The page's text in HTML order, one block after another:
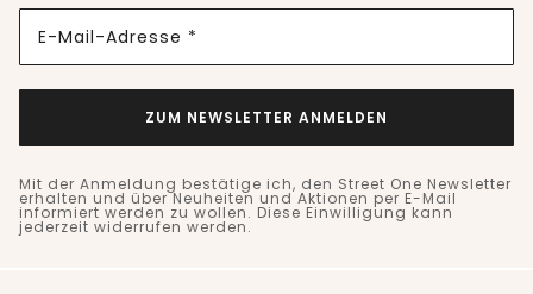
E-Mail-Adresse *
ZUM NEWSLETTER ANMELDEN
Mit der Anmeldung bestätige ich, den Street One Newsletter
erhalten und über Neuheiten und Aktionen per E-Mail
informiert werden zu wollen. Diese Einwilligung kann
jederzeit widerrufen werden.